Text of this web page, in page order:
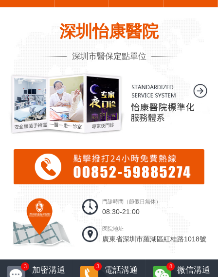
深圳怡康醫院
深圳市醫保定點單位
門診時間（節假日無休）
08:30-21:00
医院地址
廣東省深圳市羅湖區紅桂路1018號
加密溝通
3 電話溝通
3 微信溝通
8